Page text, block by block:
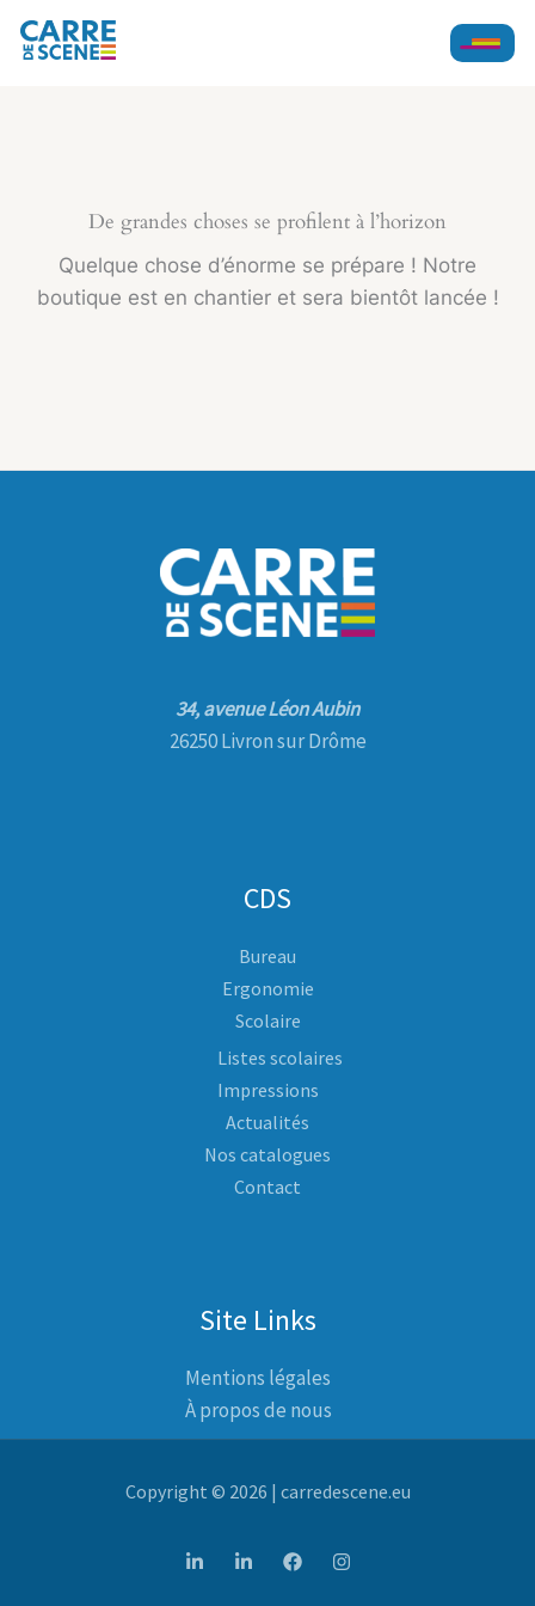
Aller
De grandes choses se profilent à l’horizon
Quelque chose d’énorme se prépare ! Notre
boutique est en chantier et sera bientôt lancée !
34, avenue Léon Aubin
26250 Livron sur Drôme
CDS
Bureau
Ergonomie
Scolaire
Listes scolaires
Impressions
Actualités
Nos catalogues
Contact
Site Links
Mentions légales
À propos de nous
Copyright © 2026 | carredescene.eu